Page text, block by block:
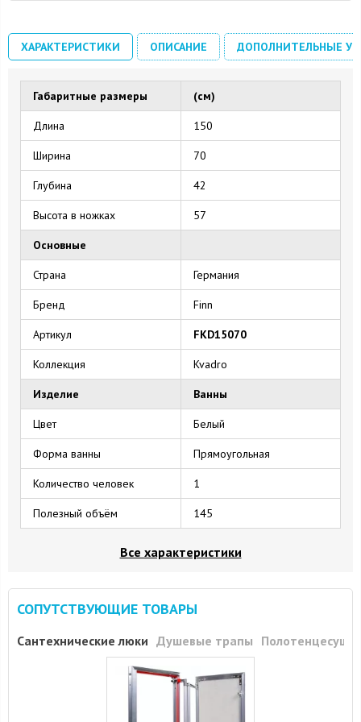
ХАРАКТЕРИСТИКИ ОПИСАНИЕ ДОПОЛНИТЕЛЬНЫЕ
Габаритные размеры (см)
Длина 150
Ширина 70
Глубина 42
Высота в ножках 57
Основные
Страна Германия
Бренд Finn
Артикул FKD15070
Коллекция Kvadro
Изделие Ванны
Цвет Белый
Форма ванны Прямоугольная
Количество человек 1
Полезный объём 145
Все характеристики
СОПУТСТВУЮЩИЕ ТОВАРЫ
Сантехнические люки Душевые трапы